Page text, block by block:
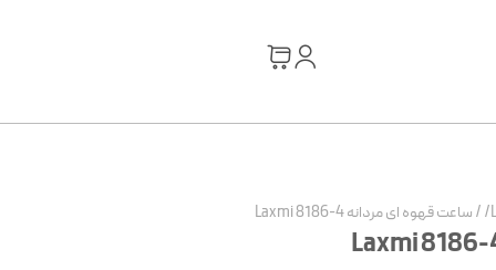
/ساعت قهوه ای مردانه Laxmi 8186-4